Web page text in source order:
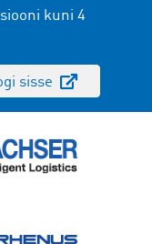
kuni 4
sisse